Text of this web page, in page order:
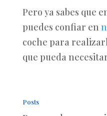
Pero ya sabes que
puedes confiar en
coche para
que pueda
Posts